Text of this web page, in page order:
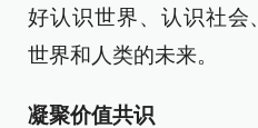
好认识世界、认识社会
世界和人类的未来。
凝聚价值共识